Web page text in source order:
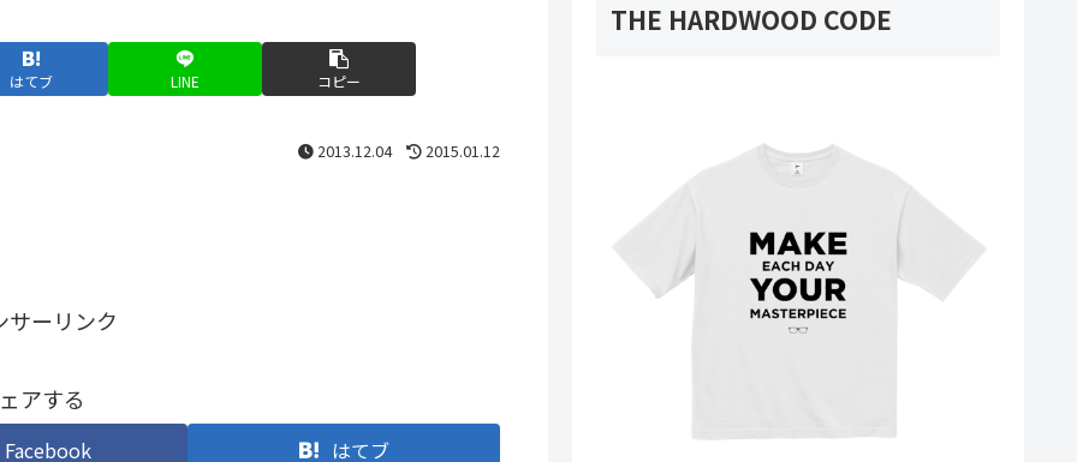
はてブ LINE コピー
2013.12.04 2015.01.12
サーリンク
アする
Facebook
はてブ
THE HARDWOOD CODE